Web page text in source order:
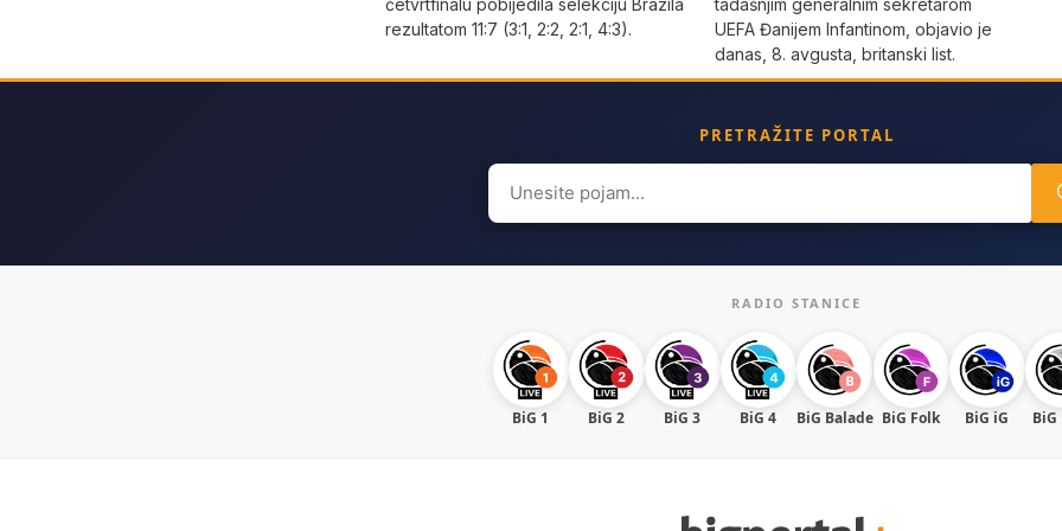
rezultatom 11:7 (3:1, 2:2, 2:1, 4:3).
UEFA Đanijem Infantinom, objavio je
danas, 8. avgusta, britanski list.
PRETRAŽITE PORTAL
Search
for:
RADIO STANICE
BiG 1 BiG 2 BiG 3 BiG 4 BiG Balade BiG Folk BiG iG BiG